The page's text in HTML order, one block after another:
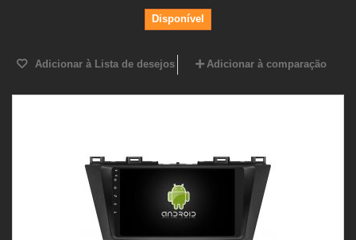
Disponível
Adicionar à Lista de desejos Adicionar à comparação